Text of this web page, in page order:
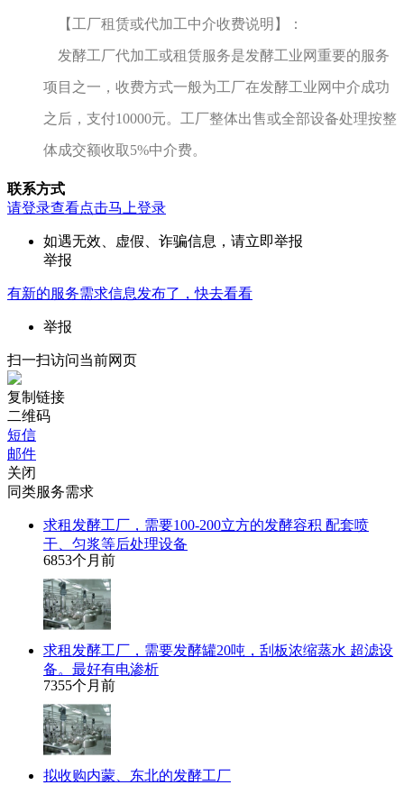
【工厂租赁或代加工中介收费说明】：
发酵工厂代加工或租赁服务是发酵工业网重要的服务
项目之一，收费方式一般为工厂在发酵工业网中介成功
之后，支付10000元。工厂整体出售或全部设备处理按整
体成交额收取5%中介费。
联系方式
请登录查看点击马上登录
如遇无效、虚假、诈骗信息，请立即举报
举报
有新的服务需求信息发布了，快去看看
举报
扫一扫访问当前网页
复制链接
二维码
短信
邮件
关闭
同类服务需求
求租发酵工厂，需要100-200立方的发酵容积 配套喷
干、匀浆等后处理设备
6853个月前
求租发酵工厂，需要发酵罐20吨，刮板浓缩蒸水 超滤设
备。最好有电渗析
7355个月前
拟收购内蒙、东北的发酵工厂